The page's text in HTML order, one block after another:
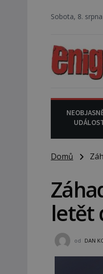
Sobota, 8.
Domů
letět
od DAN